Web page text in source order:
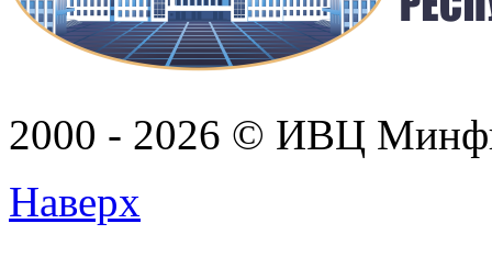
2000 - 2026 © ИВЦ
Наверх